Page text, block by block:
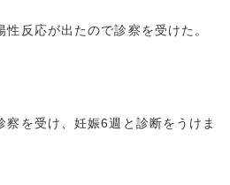
反応が出たので診察を受けた。
察を受け、妊娠6週と診断をうけま